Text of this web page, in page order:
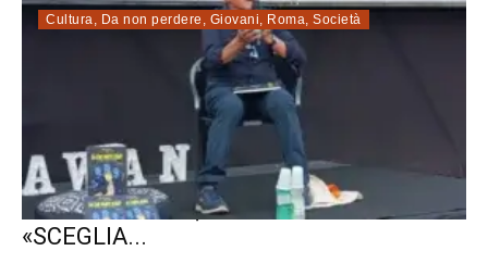
Cultura, Da non perdere , Giovani, Roma, Società
KARAWAN FEST, PIETRO GRASSO:
«SCEGLIA...